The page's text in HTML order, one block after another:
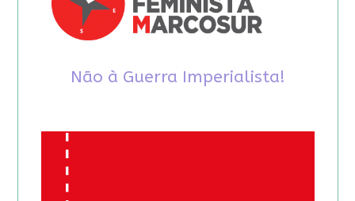
Não à Guerra Imperialista!